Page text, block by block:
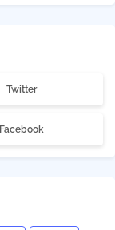
Twitter
Facebook